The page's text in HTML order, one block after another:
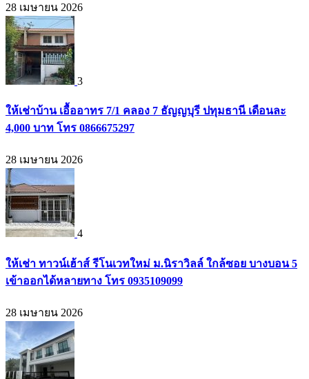
28 เมษายน 2026
3
ให้เช่าบ้าน เอื้ออาทร 7/1 คลอง 7 ธัญญบุรี ปทุมธานี เดือนละ
4,000 บาท โทร 0866675297
28 เมษายน 2026
4
ให้เช่า ทาวน์เฮ้าส์ รีโนเวทใหม่ ม.นิราวิลล์ ใกล้ซอย บางบอน 5
เข้าออกได้หลายทาง โทร 0935109099
28 เมษายน 2026